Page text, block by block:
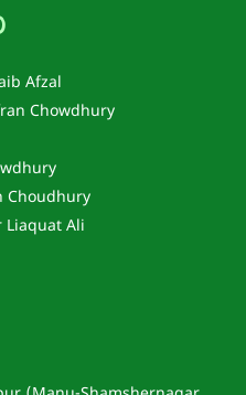
Afzal
Chowdhury
Choudhury
Liaquat Ali